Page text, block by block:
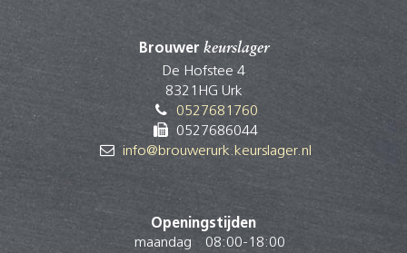
Brouwer keurslager
De Hofstee 4
8321HG Urk
0527681760
0527686044
info@brouwerurk.keurslager.nl
Openingstijden
maandag
08:00-18:00